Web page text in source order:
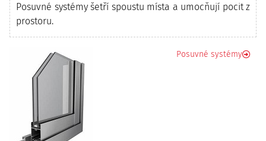
Posuvné systémy šetří spoustu místa a umocňují pocit z
prostoru.
Posuvné systémy